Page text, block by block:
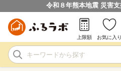
令和８年熊本地震 災害
上限額 お気に入り